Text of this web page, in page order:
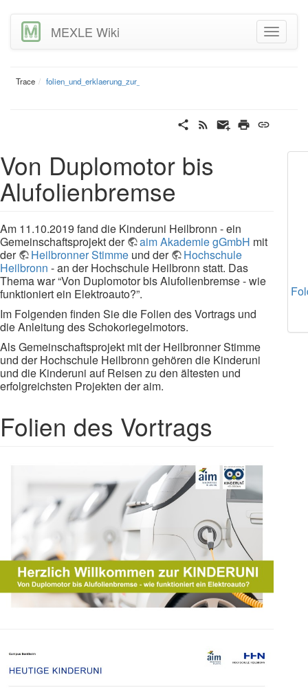
MEXLE Wiki
Trace folien_und_erklaerung_zur_kinderuni
Von Duplomotor bis
Alufolienbremse
Am 11.10.2019 fand die Kinderuni Heilbronn - ein
Gemeinschaftsprojekt der
aim Akademie gGmbH mit
der
Heilbronner Stimme und der
Hochschule
Heilbronn - an der Hochschule Heilbronn statt. Das
Thema war “Von Duplomotor bis Alufolienbremse - wie
funktioniert ein Elektroauto?”.
Im Folgenden finden Sie die Folien des Vortrags und
die Anleitung des Schokoriegelmotors.
Als Gemeinschaftsprojekt mit der Heilbronner Stimme
und der Hochschule Heilbronn gehören die Kinderuni
und die Kinderuni auf Reisen zu den ältesten und
erfolgreichsten Projekten der aim.
Folien des Vortrags